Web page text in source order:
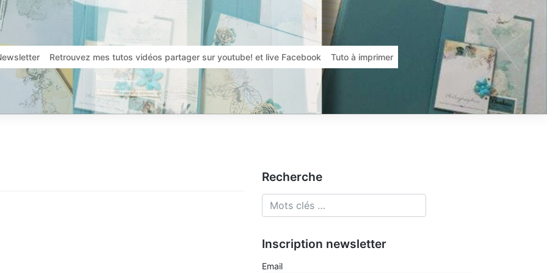
Retrouvez mes tutos vidéos partager sur youtube! et live Facebook Tuto à imprimer
Recherche
Inscription newsletter
Email